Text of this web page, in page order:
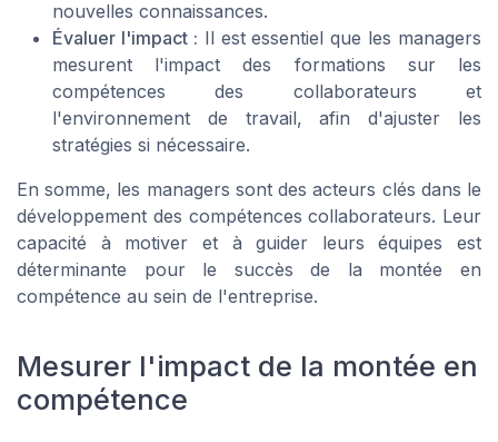
nouvelles connaissances.
Évaluer l'impact : Il est essentiel que les managers
mesurent l'impact des formations sur les
compétences des collaborateurs et
l'environnement de travail, afin d'ajuster les
stratégies si nécessaire.
En somme, les managers sont des acteurs clés dans le
développement des compétences collaborateurs. Leur
capacité à motiver et à guider leurs équipes est
déterminante pour le succès de la montée en
compétence au sein de l'entreprise.
Mesurer l'impact de la montée en
compétence